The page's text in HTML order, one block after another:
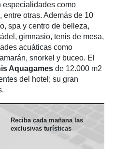
especialidades como
otras. Además de 10
spa y centro de belleza,
gimnasio, tenis de mesa,
acuáticas como
snorkel y buceo. El
Aquagames de 12.000 m2
del hotel; su gran
Reciba cada mañana las
exclusivas turísticas